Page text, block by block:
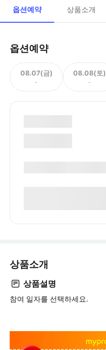
옵션예약 상품소개
옵션예약
08.07(금)
-
08.08(토)
-
상품소개
상품설명
참여 일자를 선택하세요.